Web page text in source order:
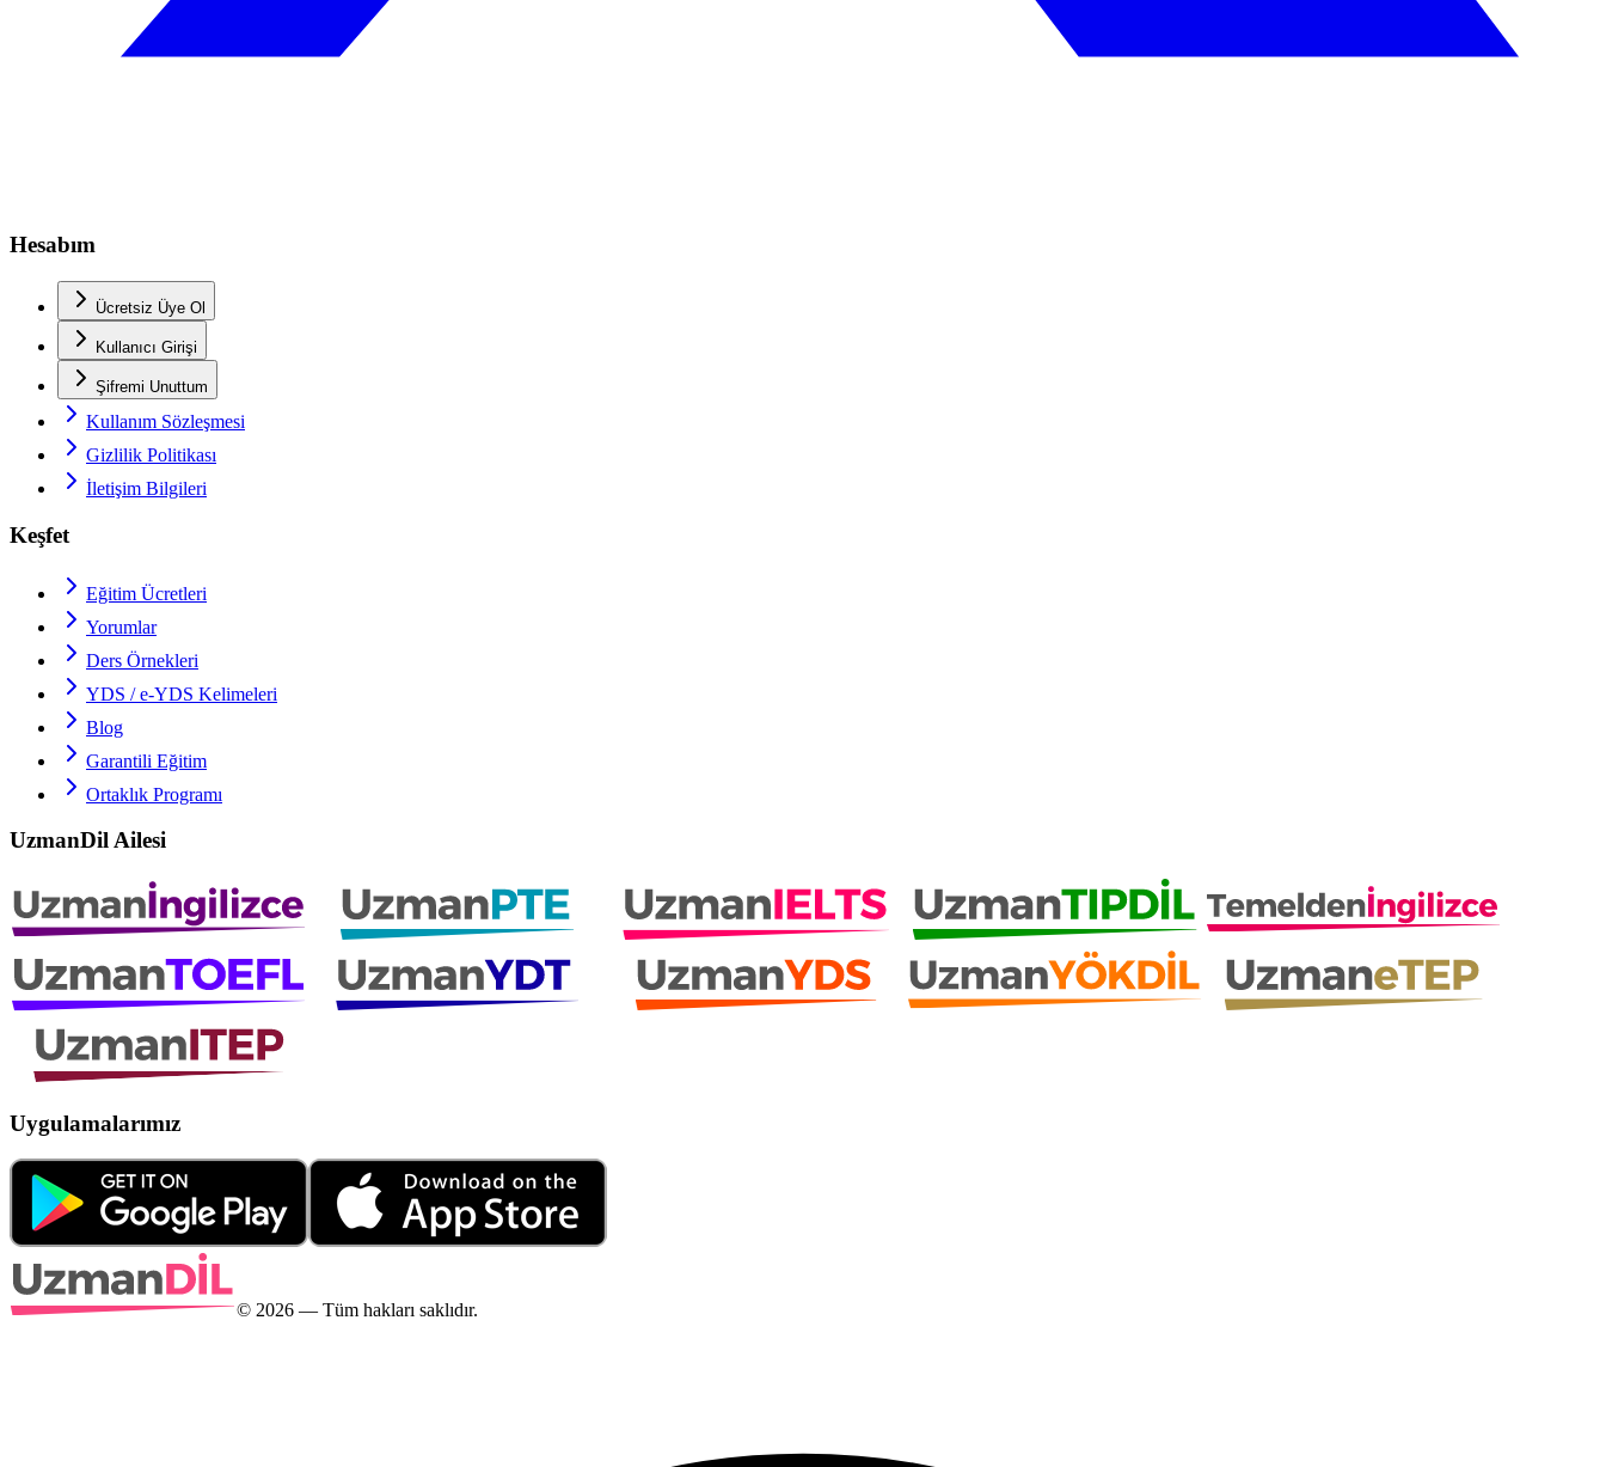
Hesabım
Ücretsiz Üye Ol
Kullanıcı Girişi
Şifremi Unuttum
Kullanım Sözleşmesi
Gizlilik Politikası
İletişim Bilgileri
Keşfet
Eğitim Ücretleri
Yorumlar
Ders Örnekleri
YDS / e-YDS Kelimeleri
Blog
Garantili Eğitim
Ortaklık Programı
UzmanDil Ailesi
Uygulamalarımız
© 2026 — Tüm hakları saklıdır.